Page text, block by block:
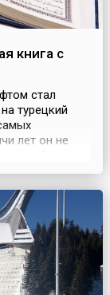
книга с
стал
турецкий
лет он не
и
включил в